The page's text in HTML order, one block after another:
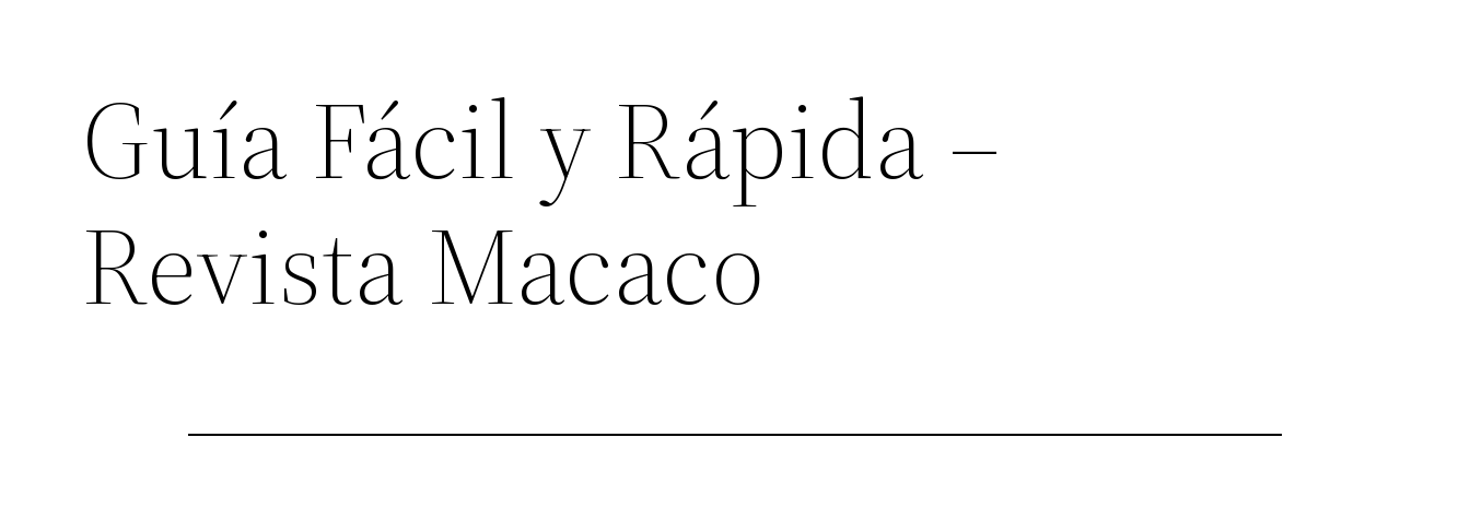
Guía Fácil y Rápida –
Revista Macaco